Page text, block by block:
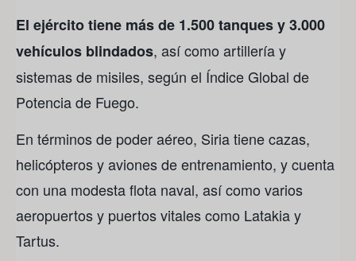
El ejército tiene más de 1.500 tanques y 3.000
vehículos blindados, así como artillería y
sistemas de misiles, según el Índice Global de
Potencia de Fuego.
En términos de poder aéreo, Siria tiene cazas,
helicópteros y aviones de entrenamiento, y cuenta
con una modesta flota naval, así como varios
aeropuertos y puertos vitales como Latakia y
Tartus.